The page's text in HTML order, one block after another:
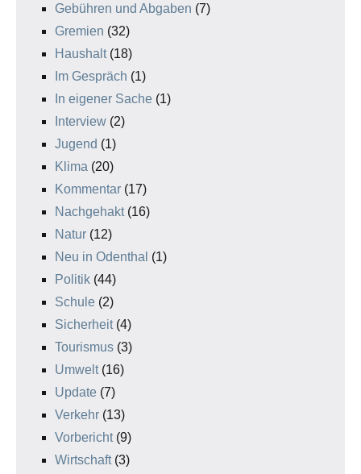
Gebühren und Abgaben (7)
Gremien (32)
Haushalt(18)
Im Gespräch (1)
In eigener Sache (1)
Interview (2)
Jugend (1)
Klima (20)
Kommentar (17)
Nachgehakt(16)
Natur (12)
Neu in Odenthal (1)
Politik (44)
Schule (2)
Sicherheit(4)
Tourismus (3)
Umwelt(16)
Update (7)
Verkehr (13)
Vorbericht(9)
Wirtschaft(3)